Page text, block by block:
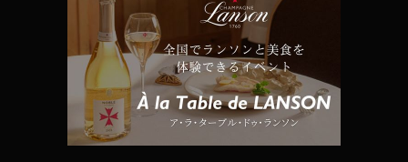
© 2022 Mottox inc.